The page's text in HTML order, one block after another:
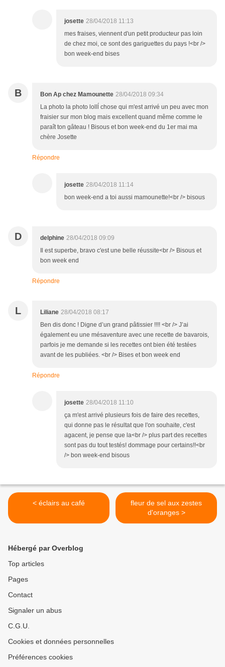
josette 28/04/2018 11:13
mes fraises, viennent d'un petit producteur pas loin
de chez moi, ce sont des gariguettes du pays !<br />
bon week-end bises
B Bon Ap chez Mamounette 28/04/2018 09:34
La photo la photo lollĺ chose qui m'est arrivé un peu avec mon
fraisier sur mon blog mais excellent quand même comme le
paraît ton gâteau ! Bisous et bon week-end du 1er mai ma
chère Josette
Répondre
josette 28/04/2018 11:14
bon week-end a toi aussi mamounette!<br /> bisous
D delphine 28/04/2018 09:09
Il est superbe, bravo c'est une belle réussite<br /> Bisous et
bon week end
Répondre
L Liliane 28/04/2018 08:17
Ben dis donc ! Digne d’un grand pâtissier !!!! <br /> J’ai
également eu une mésaventure avec une recette de bavarois,
parfois je me demande si les recettes ont bien été testées
avant de les publiées. <br /> Bises et bon week end
Répondre
josette 28/04/2018 11:10
ça m'est arrivé plusieurs fois de faire des recettes,
qui donne pas le résultat que l'on souhaite, c'est
agacent, je pense que la<br /> plus part des recettes
sont pas du tout testés! dommage pour certains!!<br
/> bon week-end bisous
< éclairs au café
fleur de sel aux zestes
d'oranges >
Hébergé par Overblog
Top articles
Pages
Contact
Signaler un abus
C.G.U.
Cookies et données personnelles
Préférences cookies